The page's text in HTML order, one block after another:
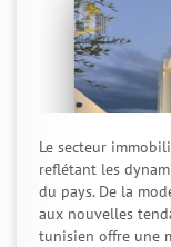
Le secteur
reflétant les
du pays. De la
aux nouvelles
tunisien offre une